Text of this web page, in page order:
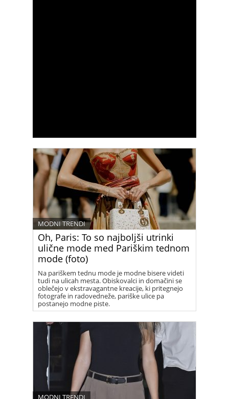
Oh, Paris: To so najboljši utrinki
ulične mode med Pariškim tednom
mode (foto)
MODNI TRENDI
Na pariškem tednu mode je modne bisere videti
tudi na ulicah mesta. Obiskovalci in domačini se
oblečejo v ekstravagantne kreacije, ki pritegnejo
fotografe in radovedneže, pariške ulice pa
postanejo modne piste.
MODNI TRENDI